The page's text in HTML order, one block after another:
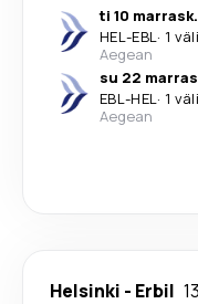
ti 10 marrask.
HEL-EBL· 1
Aegean
su 22
EBL-HEL· 1
Aegean
Helsinki - Erbil